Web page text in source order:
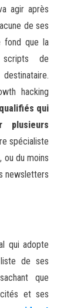
agir après
de ses
fond que la
de
hacking
qui
plusieurs
spécialiste
ou du moins
newsletters
qui adopte
de ses
que
et ses